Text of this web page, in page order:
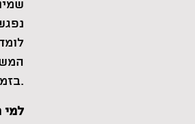
בזמנו הפנוי, מכל מכשיר ומכל מקום).